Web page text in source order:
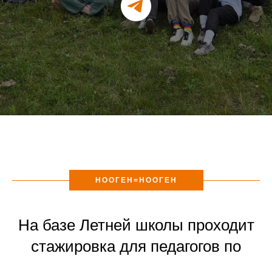
НООГЕН=НООГЕН
На базе Летней школы проходит
стажировка для педагогов по